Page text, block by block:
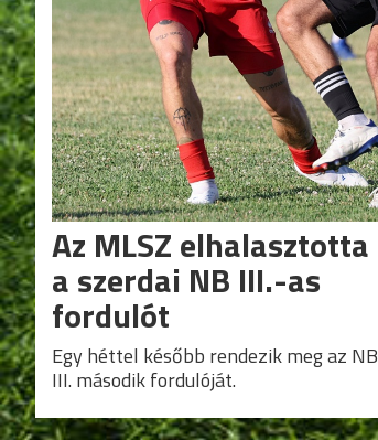
Az MLSZ elhalasztotta
a szerdai NB III.-as
fordulót
Egy héttel később rendezik meg az NB
III. második fordulóját.